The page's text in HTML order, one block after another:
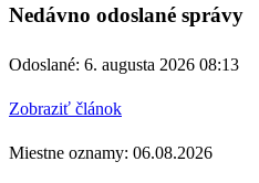
Nedávno odoslané správy
Odoslané: 6. augusta 2026 08:13
Zobraziť článok
Miestne oznamy: 06.08.2026